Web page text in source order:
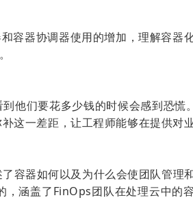
容器协调器使用的增加，理解容器
他们要花多少钱的时候会感到恐慌
这一差距，让工程师能够在提供对
器如何以及为什么会使团队管理
涵盖了FinOps团队在处理云中的